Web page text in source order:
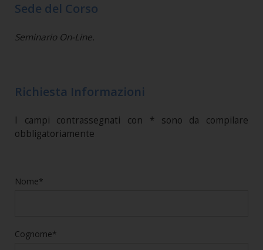
Sede del Corso
Seminario On-Line.
Richiesta Informazioni
I campi contrassegnati con * sono da compilare
obbligatoriamente
Nome*
Cognome*